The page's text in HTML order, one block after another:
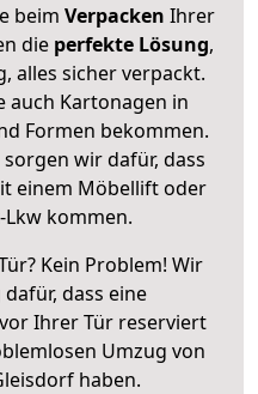
beim Verpacken Ihrer
die perfekte Lösung,
alles sicher verpackt.
auch Kartonagen in
Formen bekommen.
wir dafür, dass
einem Möbellift oder
kommen.
Kein Problem! Wir
dass eine
Ihrer Tür reserviert
Umzug von
haben.